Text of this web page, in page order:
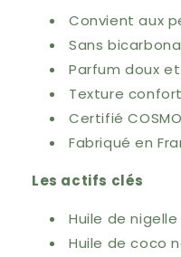
Convient aux
Sans
Parfum doux
Texture
Certifié
Fabriqué en
Les actifs clés
Huile de
Huile de coco